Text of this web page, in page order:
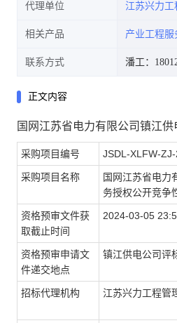
代理单位 江苏兴力工
相关产品 产业工程服
联系方式 潘工：
正文内容
国网江苏省电力有限公司镇江
采购项目编号 JSDL-XLFW-
采购项目名称
国网江苏省电力
务授权公开竞争
资格预审文件获
取截止时间
2024-03-05
资格预审申请文
件递交地点
镇江供电公司评
招标代理机构 江苏兴力工程管